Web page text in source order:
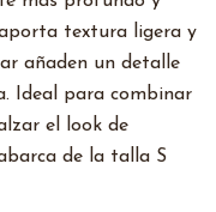
textura ligera y
añaden un detalle
Ideal para combinar
el look de
de la talla S